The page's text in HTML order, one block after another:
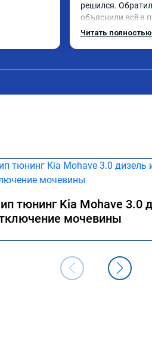
решился.
объяснили всё в
сумму записали.
Читать полностью
тюнинг Kia Mohave 3.0
мочевины